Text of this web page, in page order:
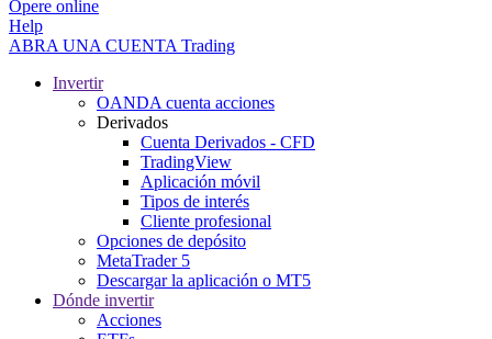
Opere online
Help
ABRA UNA CUENTA Trading
Invertir
OANDA cuenta acciones
Derivados
Cuenta Derivados - CFD
TradingView
Aplicación móvil
Tipos de interés
Cliente profesional
Opciones de depósito
MetaTrader 5
Descargar la aplicación o MT5
Dónde invertir
Acciones